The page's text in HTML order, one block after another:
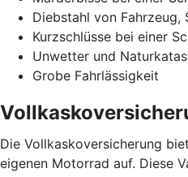
Diebstahl von
Kurzschlüsse bei einer
Unwetter und
Grobe Fahrlässigkeit
Die Vollkaskoversicherung
eigenen Motorrad auf. Diese